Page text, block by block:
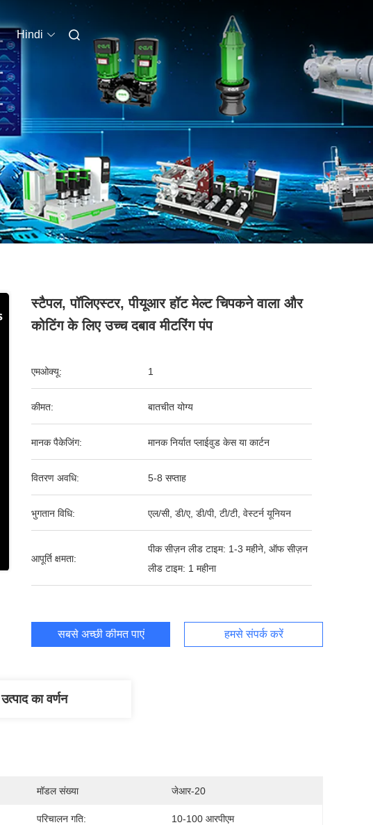
Hindi
स्टैपल, पॉलिएस्टर, पीयूआर हॉट मेल्ट चिपकने वाला और
कोटिंग के लिए उच्च दबाव मीटरिंग पंप
एमओक्यू: 1
कीमत: बातचीत योग्य
मानक पैकेजिंग: मानक निर्यात प्लाईवुड केस या कार्टन
वितरण अवधि: 5-8 सप्ताह
भुगतान विधि: एल/सी, डी/ए, डी/पी, टी/टी, वेस्टर्न यूनियन
आपूर्ति क्षमता:
पीक सीज़न लीड टाइम: 1-3 महीने, ऑफ सीज़न
लीड टाइम: 1 महीना
सबसे अच्छी कीमत पाएं हमसे संपर्क करें
उत्पाद का वर्णन
मॉडल संख्या जेआर-20
परिचालन गति: 10-100 आरपीएम